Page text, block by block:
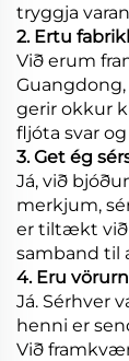
tryggja
2. Ertu
Við erum
gerir okkur
fljóta svar
3. Get ég
Já, við
merkjum,
er tiltækt við
samband til
4. Eru
Já. Sérhver
henni er
Við